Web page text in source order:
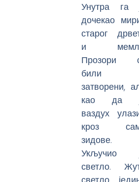
Унутра га
дочекао
старог
и
Прозори
били
затворени,
као да
ваздух
кроз
зидове.
Укључио
светло.